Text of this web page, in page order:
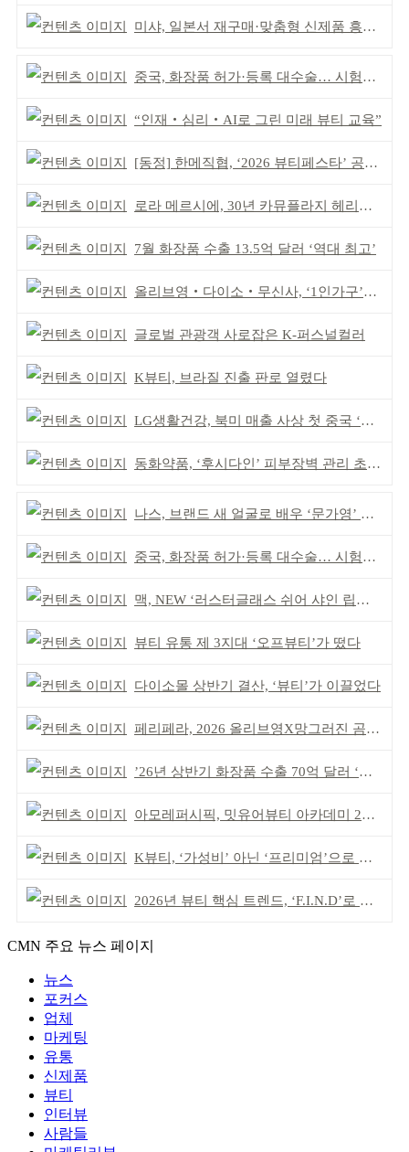
미샤, 일본서 재구매·맞춤형 신제품 흥행 ‘쌍끌이’
중국, 화장품 허가·등록 대수술… 시험자료 공용 허용
“인재‧심리‧AI로 그린 미래 뷰티 교육”
[동정] 한메직협, ‘2026 뷰티페스타’ 공동 주최
로라 메르시에, 30년 카뮤플라지 헤리티지 담아
7월 화장품 수출 13.5억 달러 ‘역대 최고’
올리브영‧다이소‧무신사, ‘1인가구’가 이끈다
글로벌 관광객 사로잡은 K-퍼스널컬러
K뷰티, 브라질 진출 판로 열렸다
LG생활건강, 북미 매출 사상 첫 중국 ‘추월’
동화약품, ‘후시다인’ 피부장벽 관리 초점 ‘리브랜딩’
나스, 브랜드 새 얼굴로 배우 ‘문가영’ 발탁
중국, 화장품 허가·등록 대수술… 시험자료 공용 허용
맥, NEW ‘러스터글래스 쉬어 샤인 립스틱’ 출시
뷰티 유통 제 3지대 ‘오프뷰티’가 떴다
다이소몰 상반기 결산, ‘뷰티’가 이끌었다
페리페라, 2026 올리브영X망그러진 곰 콜라보
’26년 상반기 화장품 수출 70억 달러 ‘역대 최고’
아모레퍼시픽, 밋유어뷰티 아카데미 2기 발대식
K뷰티, ‘가성비’ 아닌 ‘프리미엄’으로 승부걸어야
2026년 뷰티 핵심 트렌드, ‘F.I.N.D’로 읽는다
CMN 주요 뉴스 페이지
뉴스
포커스
업체
마케팅
유통
신제품
뷰티
인터뷰
사람들